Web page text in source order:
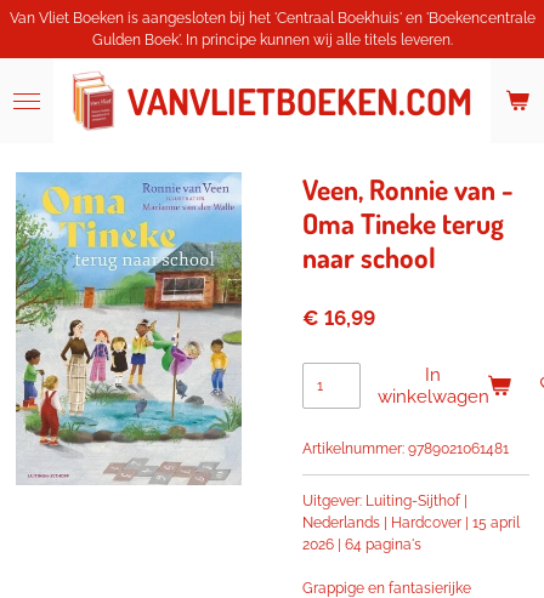
Ga
hoofdinhoud
VANVLIETBOEKEN.COM
Van Vliet Boeken is aangesloten bij het 'Centraal Boekhuis' en 'Boekencentrale
Gulden Boek'. In principe kunnen wij alle titels leveren.
Veen, Ronnie van -
Oma Tineke terug
naar school
€ 16,99
In
winkelwagen
Artikelnummer: 9789021061481
Uitgever: Luiting-Sijthof |
Nederlands | Hardcover | 15 april
2026 | 64 pagina's
Grappige en fantasierijke